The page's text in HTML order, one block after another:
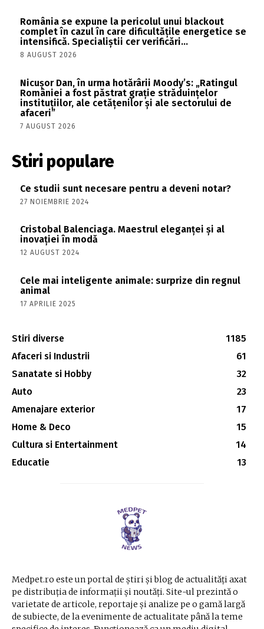
România se expune la pericolul unui blackout
complet în cazul în care dificultățile energetice se
intensifică. Specialiștii cer verificări…
8 AUGUST 2026
Nicușor Dan, în urma hotărârii Moody’s: „Ratingul
României a fost păstrat grație străduințelor
instituțiilor, ale cetățenilor și ale sectorului de
afaceri”
7 AUGUST 2026
Stiri populare
Ce studii sunt necesare pentru a deveni notar?
27 NOIEMBRIE 2024
Cristobal Balenciaga. Maestrul eleganței și al
inovației în modă
12 AUGUST 2024
Cele mai inteligente animale: surprize din regnul
animal
17 APRILIE 2025
Stiri diverse
1185
Afaceri si Industrii
61
Sanatate si Hobby
32
Auto
23
Amenajare exterior
17
Home & Deco
15
Cultura si Entertainment
14
Educatie
13
Medpet.ro este un portal de știri și blog de actualități axat
pe distribuția de informații și noutăți. Site-ul prezintă o
varietate de articole, reportaje și analize pe o gamă largă
de subiecte, de la evenimente de actualitate până la teme